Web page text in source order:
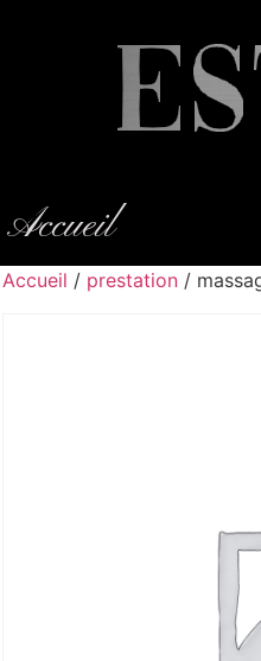
Accueil
Accueil / prestation /